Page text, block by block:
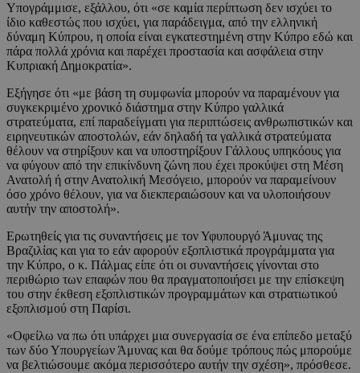
Υπογράμμισε, εξάλλου, ότι «σε καμία περίπτωση δεν ισχύει το
ίδιο καθεστώς που ισχύει, για παράδειγμα, από την ελληνική
δύναμη Κύπρου, η οποία είναι εγκατεστημένη στην Κύπρο εδώ και
πάρα πολλά χρόνια και παρέχει προστασία και ασφάλεια στην
Κυπριακή Δημοκρατία».
Εξήγησε ότι «με βάση τη συμφωνία μπορούν να παραμένουν για
συγκεκριμένο χρονικό διάστημα στην Κύπρο γαλλικά
στρατεύματα, επί παραδείγματι για περιπτώσεις ανθρωπιστικών και
ειρηνευτικών αποστολών, εάν δηλαδή τα γαλλικά στρατεύματα
θέλουν να στηρίξουν και να υποστηρίξουν Γάλλους υπηκόους για
να φύγουν από την επικίνδυνη ζώνη που έχει προκύψει στη Μέση
Ανατολή ή στην Ανατολική Μεσόγειο, μπορούν να παραμείνουν
όσο χρόνο θέλουν, για να διεκπεραιώσουν και να υλοποιήσουν
αυτήν την αποστολή».
Ερωτηθείς για τις συναντήσεις με τον Υφυπουργό Άμυνας της
Βραζιλίας και για το εάν αφορούν εξοπλιστικά προγράμματα για
την Κύπρο, ο κ. Πάλμας είπε ότι οι συναντήσεις γίνονται στο
περιθώριο των επαφών που θα πραγματοποιήσει με την επίσκεψη
του στην έκθεση εξοπλιστικών προγραμμάτων και στρατιωτικού
εξοπλισμού στη Παρίσι.
«Οφείλω να πω ότι υπάρχει μια συνεργασία σε ένα επίπεδο μεταξύ
των δύο Υπουργείων Άμυνας και θα δούμε τρόπους πώς μπορούμε
να βελτιώσουμε ακόμα περισσότερο αυτήν την σχέση», πρόσθεσε.